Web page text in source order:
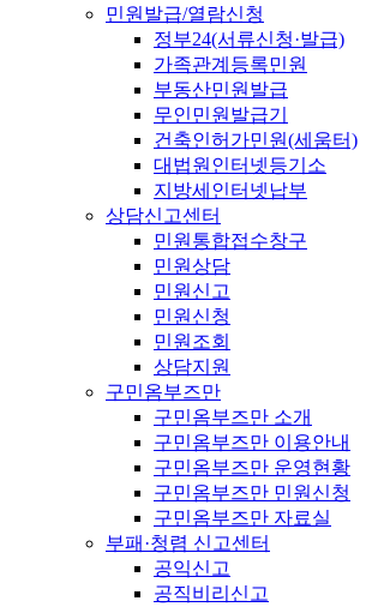
민원발급/열람신청
정부24(서류신청·발급)
가족관계등록민원
부동산민원발급
무인민원발급기
건축인허가민원(세움터)
대법원인터넷등기소
지방세인터넷납부
상담신고센터
민원통합접수창구
민원상담
민원신고
민원신청
민원조회
상담지원
구민옴부즈만
구민옴부즈만 소개
구민옴부즈만 이용안내
구민옴부즈만 운영현황
구민옴부즈만 민원신청
구민옴부즈만 자료실
부패·청렴 신고센터
공익신고
공직비리신고